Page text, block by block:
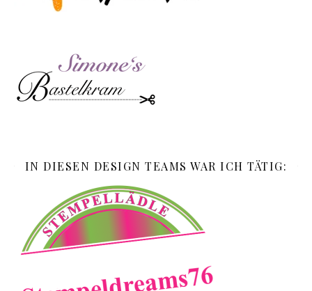
IN DIESEN DESIGN TEAMS WAR ICH TÄTIG: